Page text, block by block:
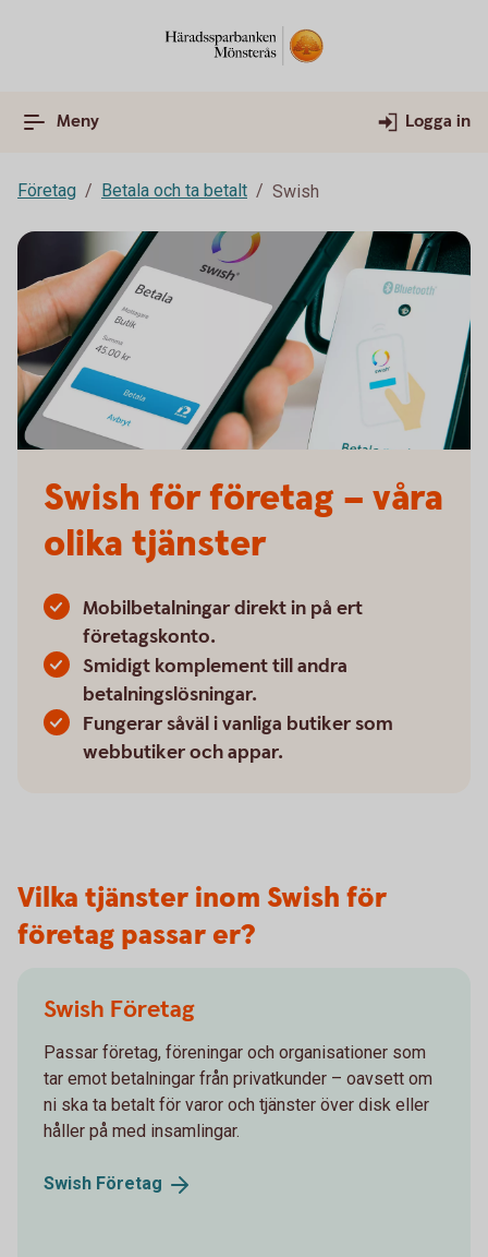
Meny Logga in
Företag Betala och ta betalt Swish
Swish för företag – våra
olika tjänster
Mobilbetalningar direkt in på ert
företagskonto.
Smidigt komplement till andra
betalningslösningar.
Fungerar såväl i vanliga butiker som
webbutiker och appar.
Vilka tjänster inom Swish för
företag passar er?
Swish Företag
Passar företag, föreningar och organisationer som
tar emot betalningar från privatkunder – oavsett om
ni ska ta betalt för varor och tjänster över disk eller
håller på med insamlingar.
Swish Företag